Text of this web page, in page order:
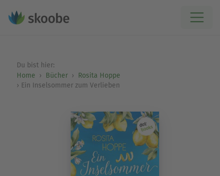
Du bist hier:
Home
Bücher
Rosita Hoppe
Ein Inselsommer zum Verlieben